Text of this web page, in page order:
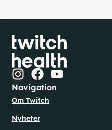
Navigation
Om Twitch
Nyheter